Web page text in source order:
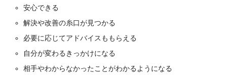
安心できる
解決や改善の糸口が見つかる
必要に応じてアドバイスももらえる
自分が変わるきっかけになる
相手やわからなかったことがわかるようになる